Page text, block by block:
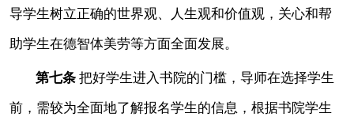
导学生树立正确的世界观、人生观和价值观，关心和帮
助学生在德智体美劳等方面全面发展。
第七条 把好学生进入书院的门槛，导师在选择学生
前，需较为全面地了解报名学生的信息，根据书院学生